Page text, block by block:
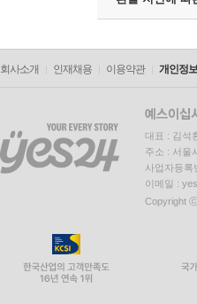
회사소개 인재채용 이용약관 개인정
대표 : 김석
주소 : 서울
사업자등
이메일 :
Copyright ⓒ